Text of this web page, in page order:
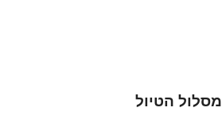
מסלול הטיול